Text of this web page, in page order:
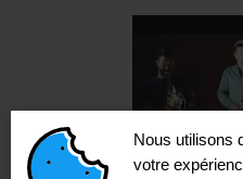
Nous utilisons
votre